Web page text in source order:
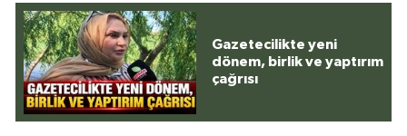
Gazetecilikte yeni
dönem, birlik ve yaptırım
çağrısı